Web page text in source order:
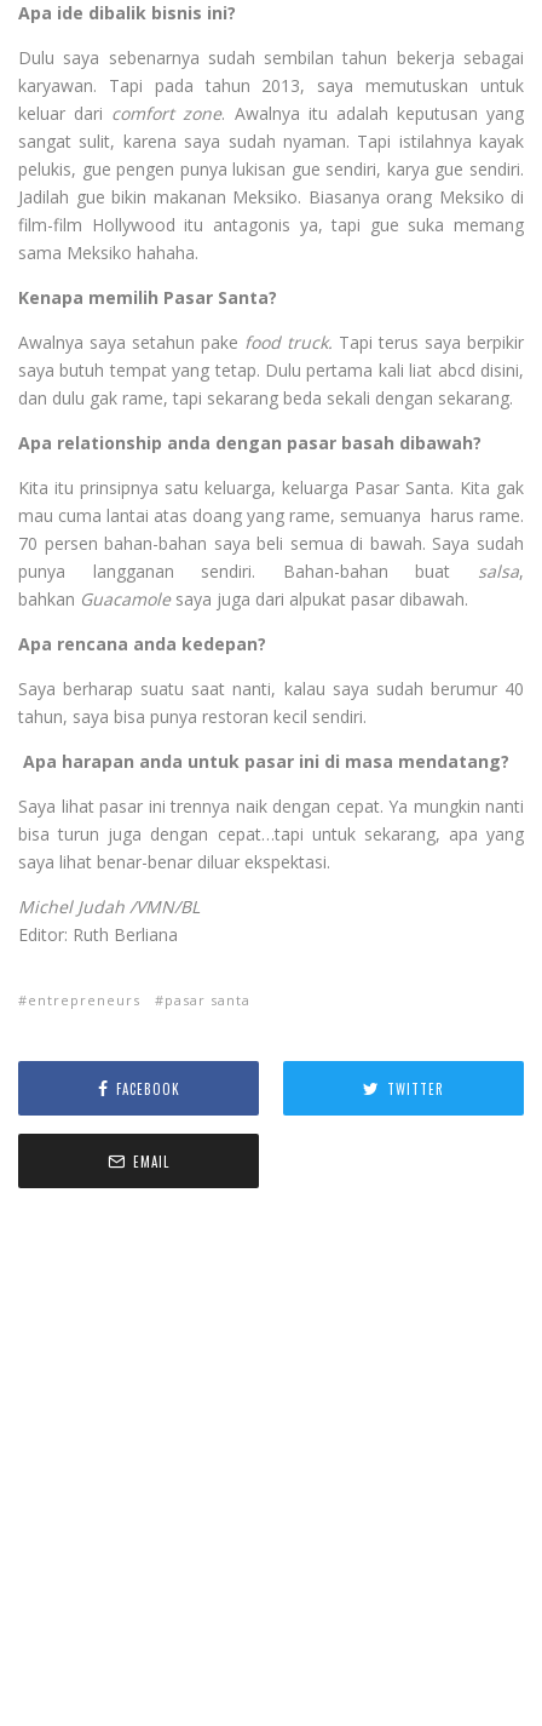
Apa ide dibalik bisnis ini?
Dulu saya sebenarnya sudah sembilan tahun bekerja sebagai
karyawan. Tapi pada tahun 2013, saya memutuskan untuk
keluar dari comfort zone. Awalnya itu adalah keputusan yang
sangat sulit, karena saya sudah nyaman. Tapi istilahnya kayak
pelukis, gue pengen punya lukisan gue sendiri, karya gue sendiri.
Jadilah gue bikin makanan Meksiko. Biasanya orang Meksiko di
film-film Hollywood itu antagonis ya, tapi gue suka memang
sama Meksiko hahaha.
Kenapa memilih Pasar Santa?
Awalnya saya setahun pake food truck. Tapi terus saya berpikir
saya butuh tempat yang tetap. Dulu pertama kali liat abcd disini,
dan dulu gak rame, tapi sekarang beda sekali dengan sekarang.
Apa relationship anda dengan pasar basah dibawah?
Kita itu prinsipnya satu keluarga, keluarga Pasar Santa. Kita gak
mau cuma lantai atas doang yang rame, semuanya harus rame.
70 persen bahan-bahan saya beli semua di bawah. Saya sudah
punya langganan sendiri. Bahan-bahan buat salsa,
bahkan Guacamolesaya juga dari alpukat pasar dibawah.
Apa rencana anda kedepan?
Saya berharap suatu saat nanti, kalau saya sudah berumur 40
tahun, saya bisa punya restoran kecil sendiri.
Apa harapan anda untuk pasar ini di masa mendatang?
Saya lihat pasar ini trennya naik dengan cepat. Ya mungkin nanti
bisa turun juga dengan cepat…tapi untuk sekarang, apa yang
saya lihat benar-benar diluar ekspektasi.
Michel Judah /VMN/BL
Editor: Ruth Berliana
entrepreneurs pasar santa
FACEBOOK TWITTER
EMAIL